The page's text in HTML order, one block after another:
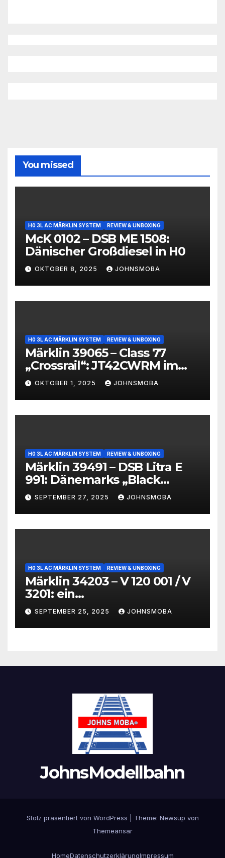
You missed
H0 3L AC MÄRKLIN SYSTEM REVIEW & UNBOXING
McK 0102 – DSB ME 1508:
Dänischer Großdiesel in H0
OKTOBER 8, 2025 JOHNSMOBA
H0 3L AC MÄRKLIN SYSTEM REVIEW & UNBOXING
Märklin 39065 – Class 77
„Crossrail“: JT42CWRM im
Modell
OKTOBER 1, 2025 JOHNSMOBA
H0 3L AC MÄRKLIN SYSTEM REVIEW & UNBOXING
Märklin 39491 – DSB Litra E
991: Dänemarks „Black
Beauty“ im Modell
SEPTEMBER 27, 2025 JOHNSMOBA
H0 3L AC MÄRKLIN SYSTEM REVIEW & UNBOXING
Märklin 34203 – V 120 001 / V
3201: ein
technikgeschichtliches
Unikum im Modell
SEPTEMBER 25, 2025 JOHNSMOBA
JohnsModellbahn
Stolz präsentiert von WordPress Theme: Newsup von
Themeansar
HomeDatenschutzerklärungImpressum